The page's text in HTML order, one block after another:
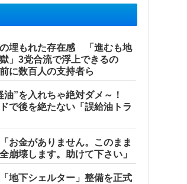
埋もれた存在感 「進むも地
」3党合流で浮上できるの
に数百人の支持者ら
油”を入れちゃ絶対ダメ～！
で後を絶たない「誤給油トラ
お金がありません。このまま
崩壊します。助けて下さい」
地下シェルター」整備を正式